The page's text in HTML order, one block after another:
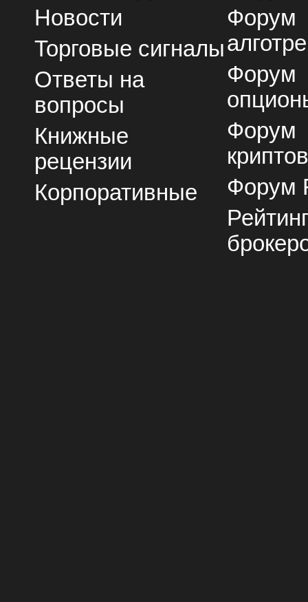
Новости
Торговые сигналы
Ответы на
вопросы
Книжные
рецензии
Корпоративные
Форум
Форум
Форум
Форум